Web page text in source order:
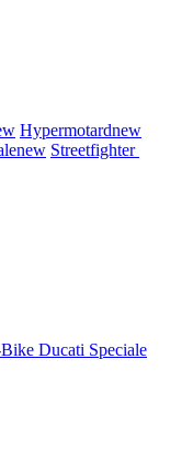
Hypermotardnew
new Streetfighter
Ducati Speciale